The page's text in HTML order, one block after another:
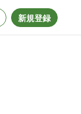
新規登録